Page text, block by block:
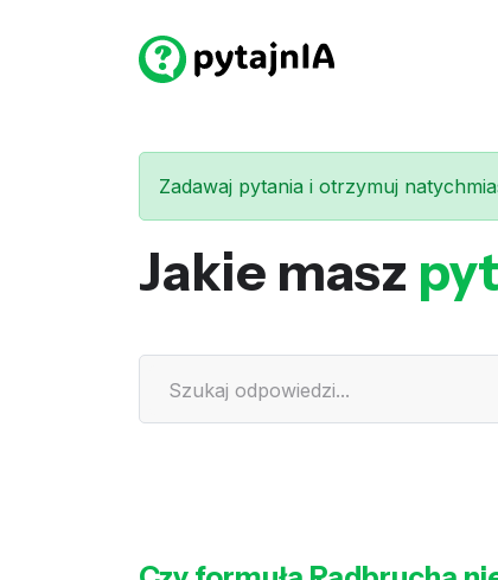
Zadawaj pytania i otrzymuj
Jakie masz